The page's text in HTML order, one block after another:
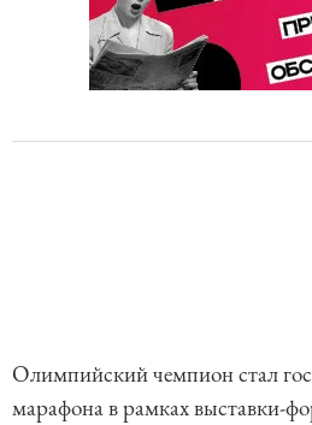
Олимпийский чемпион стал
марафона в рамках выставки-